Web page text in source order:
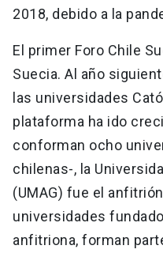
2018, debido a la
El primer Foro Chile
Suecia. Al año
las universidades
plataforma ha ido
conforman ocho
chilenas-, la
(UMAG) fue el
universidades
anfitriona, forman